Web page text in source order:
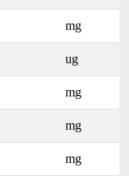
mg
ug
mg
mg
mg